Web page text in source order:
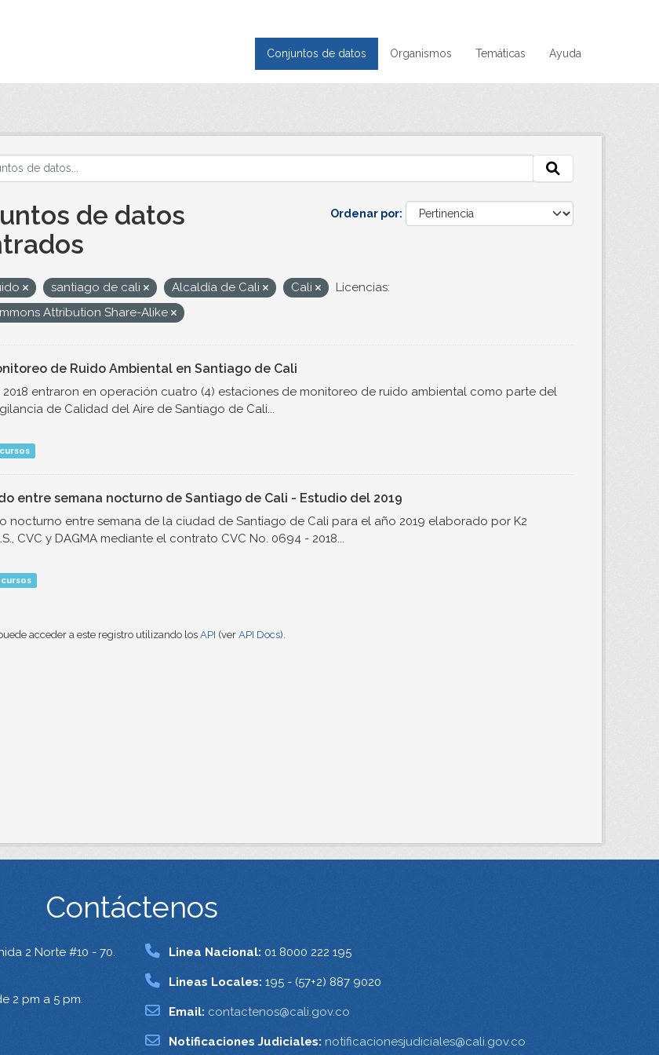
Conjuntos de datos Organismos Temáticas Ayuda
Ordenar por
de datos
santiago de cali Alcaldía de Cali Cali
Licencias:
Attribution Share-Alike
de Ruido Ambiental en Santiago de Cali
2018 entraron en operación cuatro (4) estaciones de monitoreo de ruido ambiental como parte del
de Calidad del Aire de Santiago de Cali...
entre semana nocturno de Santiago de Cali - Estudio del 2019
nocturno entre semana de la ciudad de Santiago de Cali para el año 2019 elaborado por K2
CVC y DAGMA mediante el contrato CVC No. 0694 - 2018...
acceder a este registro utilizando losAPI (ver API Docs).
Contáctenos
2 Norte #10 - 70.
2 pm a 5 pm.
Linea Nacional: 01 8000 222 195
Lineas Locales: 195 - (57+2) 887 9020
Email: contactenos@cali.gov.co
Notificaciones Judiciales: notificacionesjudiciales@cali.gov.co